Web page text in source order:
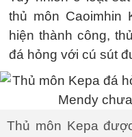
thủ môn Caoimhin
hiện thành công,
đá hỏng với cú sút
Thủ môn Kepa